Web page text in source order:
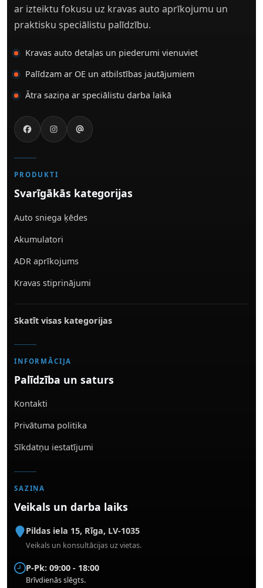
ar izteiktu fokusu uz kravas auto aprīkojumu un
praktisku speciālistu palīdzību.
Kravas auto detaļas un piederumi vienuviet
Palīdzam ar OE un atbilstības jautājumiem
Ātra saziņa ar speciālistu darba laikā
PRODUKTI
Svarīgākās kategorijas
Auto sniega ķēdes
Akumulatori
ADR aprīkojums
Kravas stiprinājumi
Skatīt visas kategorijas
INFORMĀCIJA
Palīdzība un saturs
Kontakti
Privātuma politika
Sīkdatņu iestatījumi
SAZIŅA
Veikals un darba laiks
Pildas iela 15, Rīga, LV-1035
Veikals un konsultācijas uz vietas.
P-Pk: 09:00 - 18:00
Brīvdienās slēgts.